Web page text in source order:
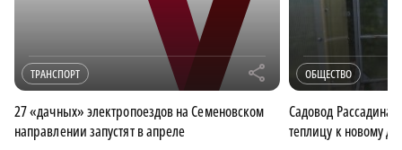
ТРАНСПОРТ r
27 «дачных» электропоездов на Семеновском
направлении запустят в апреле
ОБЩЕСТВО
Садовод Рассадина
теплицу к новому